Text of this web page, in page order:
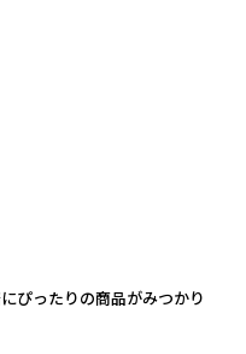
ぴったりの商品がみつかり